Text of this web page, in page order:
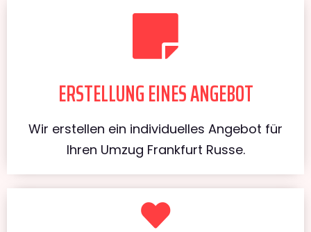
ERSTELLUNG EINES ANGEBOT
Wir erstellen ein individuelles Angebot für
Ihren Umzug Frankfurt Russe.